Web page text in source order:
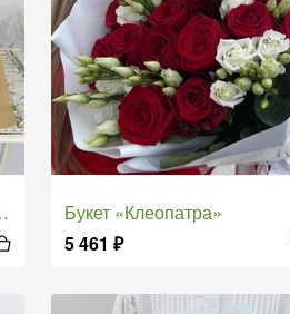
Букет «Клеопатра»
5 461 ₽